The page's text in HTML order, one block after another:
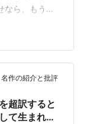
なら、もう少
出したのが、
）
ごく短い詩で
もしぱしぱす
れのアフリカ
作の紹介と批評
超訳すると
て生まれ変